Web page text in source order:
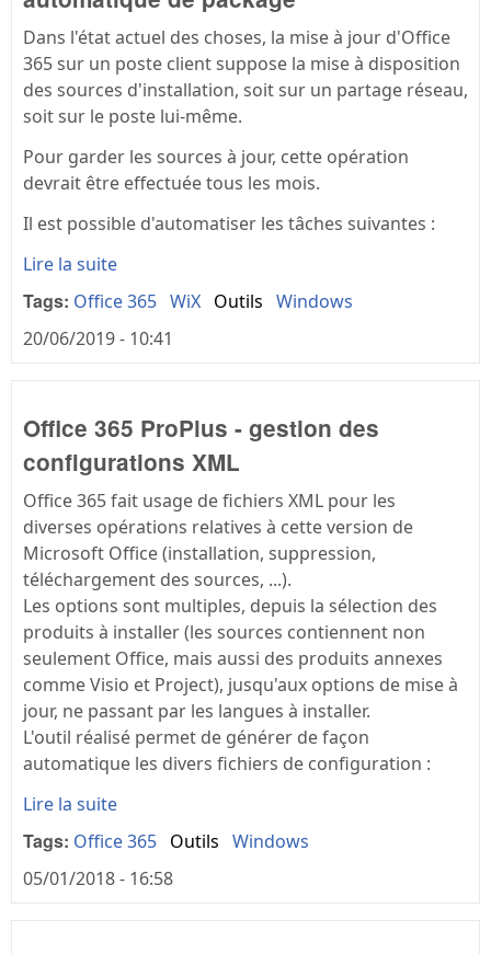
Dans l'état actuel des choses, la mise à jour d'Office
365 sur un poste client suppose la mise à disposition
des sources d'installation, soit sur un partage réseau,
soit sur le poste lui-même.
Pour garder les sources à jour, cette opération
devrait être effectuée tous les mois.
Il est possible d'automatiser les tâches suivantes :
Lire la suite
Tags: Office 365 WiX Outils Windows
20/06/2019 - 10:41
Office 365 ProPlus - gestion des
configurations XML
Office 365 fait usage de fichiers XML pour les
diverses opérations relatives à cette version de
Microsoft Office (installation, suppression,
téléchargement des sources, ...).
Les options sont multiples, depuis la sélection des
produits à installer (les sources contiennent non
seulement Office, mais aussi des produits annexes
comme Visio et Project), jusqu'aux options de mise à
jour, ne passant par les langues à installer.
L'outil réalisé permet de générer de façon
automatique les divers fichiers de configuration :
Lire la suite
Tags: Office 365 Outils Windows
05/01/2018 - 16:58